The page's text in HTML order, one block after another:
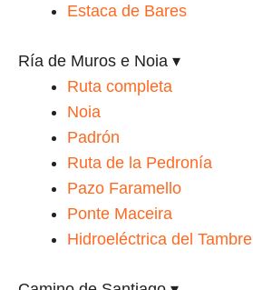
Estaca de Bares
Ría de Muros e Noia ▾
Ruta completa
Noia
Padrón
Ruta de la Pedronía
Pazo Faramello
Ponte Maceira
Hidroeléctrica del Tambre